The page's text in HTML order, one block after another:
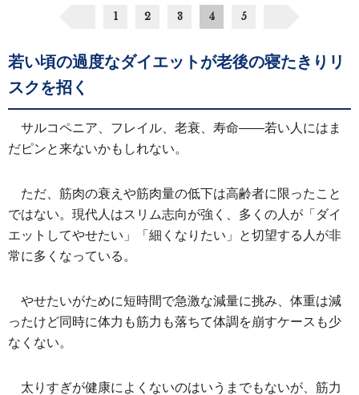
1 2 3 4 5
若い頃の過度なダイエットが老後の寝たきりリ
スクを招く
サルコペニア、フレイル、老衰、寿命――若い人にはま
だピンと来ないかもしれない。
ただ、筋肉の衰えや筋肉量の低下は高齢者に限ったこと
ではない。現代人はスリム志向が強く、多くの人が「ダイ
エットしてやせたい」「細くなりたい」と切望する人が非
常に多くなっている。
やせたいがために短時間で急激な減量に挑み、体重は減
ったけど同時に体力も筋力も落ちて体調を崩すケースも少
なくない。
太りすぎが健康によくないのはいうまでもないが、筋力